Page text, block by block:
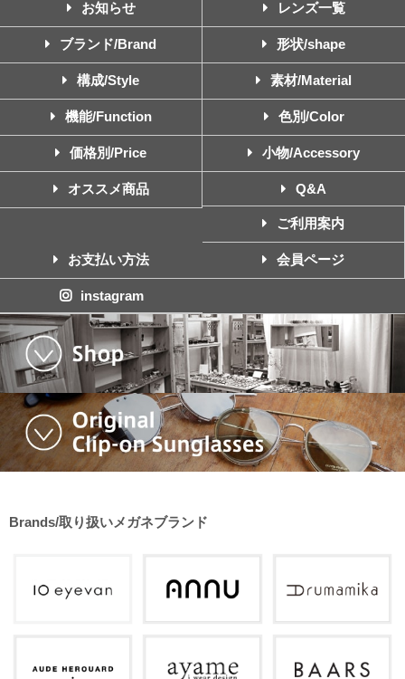
お知らせ レンズ一覧
ブランド/Brand 形状/shape
構成/Style 素材/Material
機能/Function 色別/Color
価格別/Price 小物/Accessory
オススメ商品 Q&A
ご利用案内
お支払い方法 会員ページ
instagram
Brands/取り扱いメガネブランド